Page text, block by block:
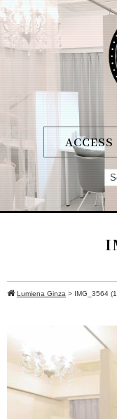
ACCESS
Lumiena Ginza > IMG_3564